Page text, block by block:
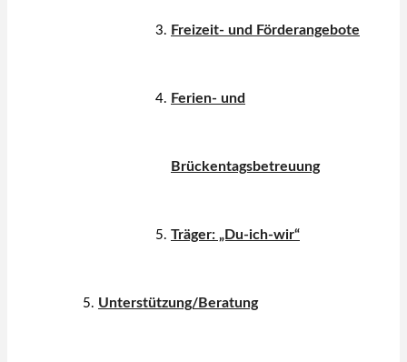
Freizeit- und Förderangebote
Ferien- und
Brückentagsbetreuung
Träger: „Du-ich-wir“
Unterstützung/Beratung